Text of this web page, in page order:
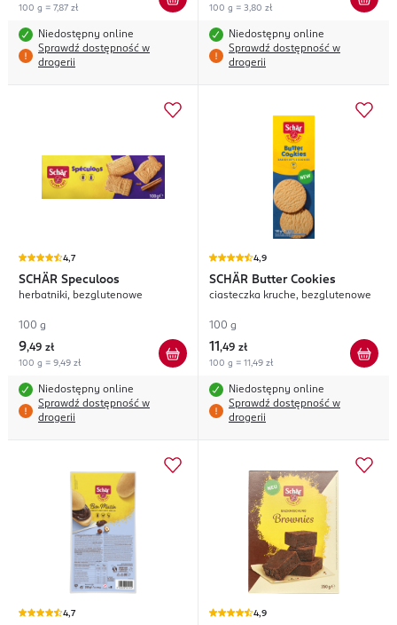
100 g = 7,87 zł
Niedostępny online
Sprawdź dostępność w
drogerii
100 g = 3,80 zł
Niedostępny online
Sprawdź dostępność w
drogerii
4,7
SCHÄR Speculoos
herbatniki, bezglutenowe
100 g
9,49 zł
100 g = 9,49 zł
Niedostępny online
Sprawdź dostępność w
drogerii
4,9
SCHÄR Butter Cookies
ciasteczka kruche, bezglutenowe
100 g
11 ,49 zł
100 g = 11,49 zł
Niedostępny online
Sprawdź dostępność w
drogerii
4,7 4,9